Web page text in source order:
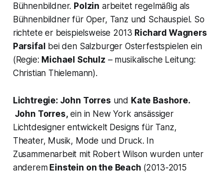
Bühnenbildner. Polzin arbeitet regelmäßig als
Bühnenbildner für Oper, Tanz und Schauspiel. So
richtete er beispielsweise 2013 Richard Wagners
Parsifal bei den Salzburger Osterfestspielen ein
(Regie: Michael Schulz – musikalische Leitung:
Christian Thielemann).
Lichtregie: John Torres und Kate Bashore.
John Torres,ein in New York ansässiger
Lichtdesigner entwickelt Designs für Tanz,
Theater, Musik, Mode und Druck. In
Zusammenarbeit mit Robert Wilson wurden unter
anderemEinstein on the Beach (2013-2015